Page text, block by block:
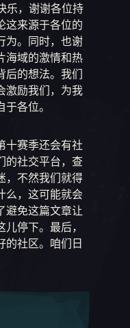
乐，谢谢各位持
这来源于各位的
为。同时，也谢
海域的激情和热
后的想法。我们
激励我们，为我
各位。
十赛季还会有社
的社交平台，查
，不然我们就得
么，这可能就会
避免这篇文章让
停下。最后，
的社区。咱们日